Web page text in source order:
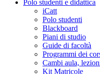
Polo studenti e didattica
iCatt
Polo studenti
Blackboard
Piani di studio
Guide di facoltà
Programmi dei
Cambi aula,
Kit Matricole